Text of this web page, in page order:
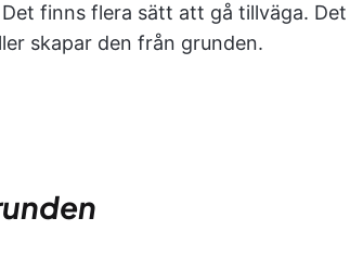
finns flera sätt att gå tillväga. Det
skapar den från grunden.